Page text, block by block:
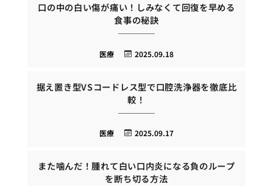
口の中の白い傷が痛い！しみなくて回復を早める
食事の秘訣
2025.09.18
医療
据え置き型VSコードレス型で口腔洗浄器を徹底比
較！
2025.09.17
医療
また噛んだ！腫れて白い口内炎になる負のループ
を断ち切る方法